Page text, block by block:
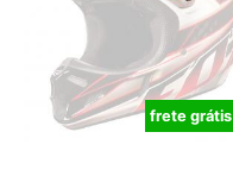
frete grátis